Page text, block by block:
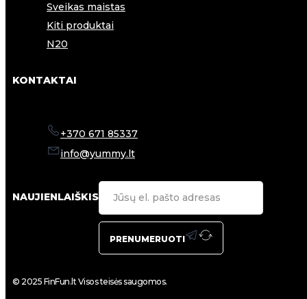
Sveikas maistas
Kiti produktai
N20
KONTAKTAI
+370 671 85337
info@yummy.lt
NAUJIENLAIŠKIS
PRENUMERUOTI
© 2025 FinFun.lt Visos teisės saugomos.